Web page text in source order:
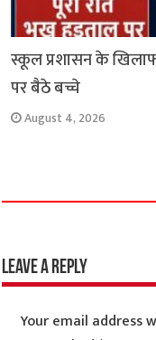
स्कूल प्रशासन के खिलाफ
पर बैठे बच्चे
August 4, 2026
Leave a Reply
Your email address